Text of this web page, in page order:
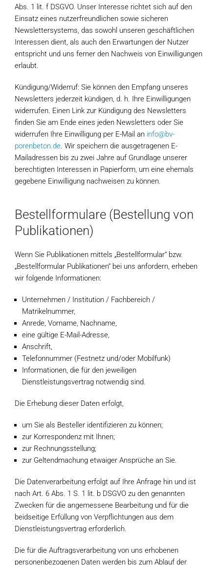
Abs. 1 lit. f DSGVO. Unser Interesse richtet sich auf den
Einsatz eines nutzerfreundlichen sowie sicheren
Newslettersystems, das sowohl unseren geschäftlichen
Interessen dient, als auch den Erwartungen der Nutzer
entspricht und uns ferner den Nachweis von Einwilligungen
erlaubt.
Kündigung/Widerruf: Sie können den Empfang unseres
Newsletters jederzeit kündigen, d. h. Ihre Einwilligungen
widerrufen. Einen Link zur Kündigung des Newsletters
finden Sie am Ende eines jeden Newsletters oder Sie
widerrufen Ihre Einwilligung per E-Mail an info@bv-
porenbeton.de. Wir speichern die ausgetragenen E-
Mailadressen bis zu zwei Jahre auf Grundlage unserer
berechtigten Interessen in Papierform, um eine ehemals
gegebene Einwilligung nachweisen zu können.
Bestellformulare (Bestellung von
Publikationen)
Wenn Sie Publikationen mittels „Bestellformular“ bzw.
„Bestellformular Publikationen“ bei uns anfordern, erheben
wir folgende Informationen:
Unternehmen / Institution / Fachbereich /
Matrikelnummer,
Anrede, Vorname, Nachname,
eine gültige E-Mail-Adresse,
Anschrift,
Telefonnummer (Festnetz und/oder Mobilfunk)
Informationen, die für den jeweiligen
Dienstleistungsvertrag notwendig sind.
Die Erhebung dieser Daten erfolgt,
um Sie als Besteller identifizieren zu können;
zur Korrespondenz mit Ihnen;
zur Rechnungsstellung;
zur Geltendmachung etwaiger Ansprüche an Sie.
Die Datenverarbeitung erfolgt auf Ihre Anfrage hin und ist
nach Art. 6 Abs. 1 S. 1 lit. b DSGVO zu den genannten
Zwecken für die angemessene Bearbeitung und für die
beidseitige Erfüllung von Verpflichtungen aus dem
Dienstleistungsvertrag erforderlich.
Die für die Auftragsverarbeitung von uns erhobenen
personenbezogenen Daten werden bis zum Ablauf der